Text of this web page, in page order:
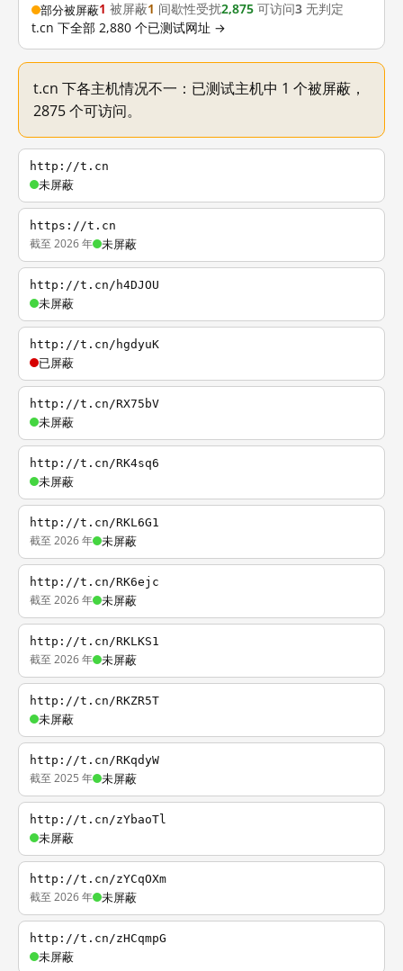
部分被屏蔽1 被屏蔽1 间歇性受扰2,875 可访问3 无判定
t.cn 下全部 2,880 个已测试网址 →
t.cn 下各主机情况不一：已测试主机中 1 个被屏蔽，
2875 个可访问。
http://t.cn
未屏蔽
https://t.cn
截至 2026 年 未屏蔽
http://t.cn/h4DJOU
未屏蔽
http://t.cn/hgdyuK
已屏蔽
http://t.cn/RX75bV
未屏蔽
http://t.cn/RK4sq6
未屏蔽
http://t.cn/RKL6G1
截至 2026 年 未屏蔽
http://t.cn/RK6ejc
截至 2026 年 未屏蔽
http://t.cn/RKLKS1
截至 2026 年 未屏蔽
http://t.cn/RKZR5T
未屏蔽
http://t.cn/RKqdyW
截至 2025 年 未屏蔽
http://t.cn/zYbaoTl
未屏蔽
http://t.cn/zYCqOXm
截至 2026 年 未屏蔽
http://t.cn/zHCqmpG
未屏蔽